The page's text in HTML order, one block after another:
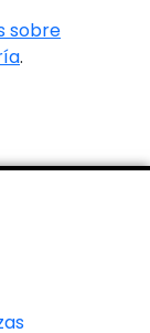
sobre
.